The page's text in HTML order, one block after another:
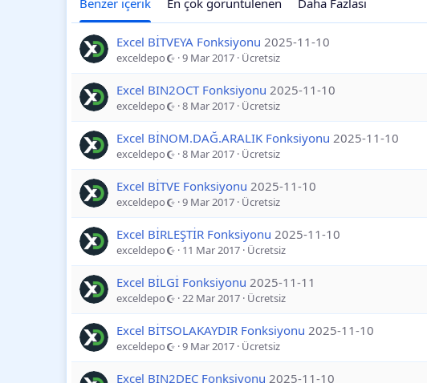
Excel BİTVEYA Fonksiyonu 2025-11-10
exceldepo 9 Mar 2017 Ücretsiz
Excel BIN2OCT Fonksiyonu 2025-11-10
exceldepo 8 Mar 2017 Ücretsiz
Excel BİNOM.DAĞ.ARALIK Fonksiyonu 2025-11-10
exceldepo 8 Mar 2017 Ücretsiz
Excel BİTVE Fonksiyonu 2025-11-10
exceldepo 9 Mar 2017 Ücretsiz
Excel BİRLEŞTİR Fonksiyonu 2025-11-10
exceldepo 11 Mar 2017 Ücretsiz
Excel BİLGİ Fonksiyonu 2025-11-11
exceldepo 22 Mar 2017 Ücretsiz
Excel BİTSOLAKAYDIR Fonksiyonu 2025-11-10
exceldepo 9 Mar 2017 Ücretsiz
Excel BIN2DEC Fonksiyonu 2025-11-10